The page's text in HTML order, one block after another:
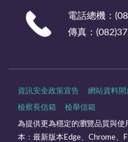
電話總機：
傳真：
資訊安全政策宣告 網站資料開
檢察長信箱 檢舉信箱
為提供更為穩定的瀏覽品質與
本：最新版本Edge、Chrome、